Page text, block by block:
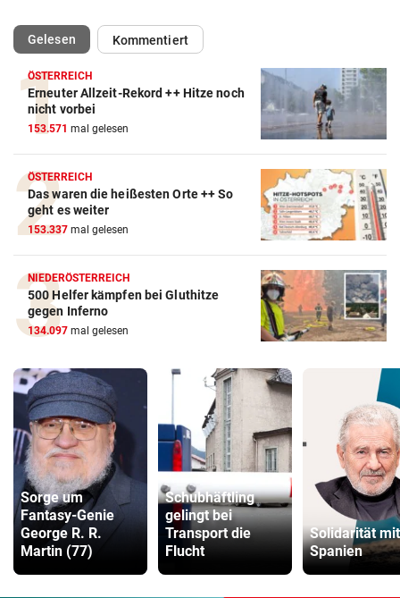
Gelesen(ausgewählt)Kommentiert
ÖSTERREICH
Erneuter Allzeit-Rekord ++ Hitze noch
nicht vorbei
153.571 mal gelesen
ÖSTERREICH
Das waren die heißesten Orte ++ So
geht es weiter
153.337 mal gelesen
NIEDERÖSTERREICH
500 Helfer kämpfen bei Gluthitze
gegen Inferno
134.097 mal gelesen
Sorge um
Fantasy-Genie
George R. R.
Martin (77)
Schubhäftling
gelingt bei
Transport die
Flucht
Solidarität mit
Spanien